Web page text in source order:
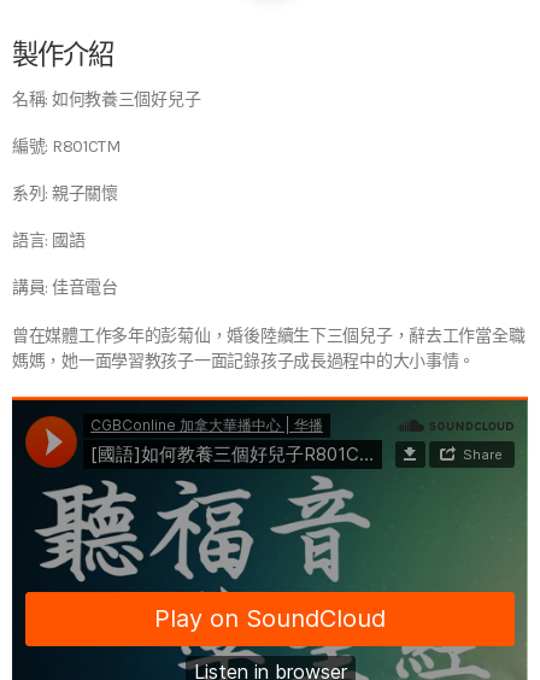
製作介紹
名稱: 如何教養三個好兒子
編號: R801CTM
系列: 親子關懷
語言: 國語
講員: 佳音電台
曾在媒體工作多年的彭菊仙，婚後陸續生下三個兒子，辭去工作當全職
媽媽，她一面學習教孩子一面記錄孩子成長過程中的大小事情。